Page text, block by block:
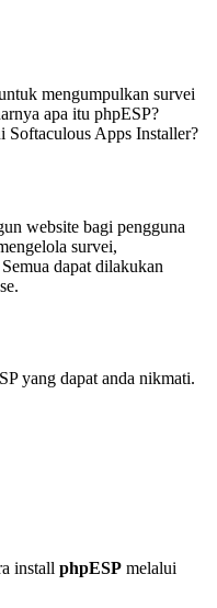
mengumpulkan survei
apa itu phpESP?
Softaculous Apps Installer?
website bagi pengguna
survei,
dapat dilakukan
yang dapat anda nikmati.
install phpESP melalui